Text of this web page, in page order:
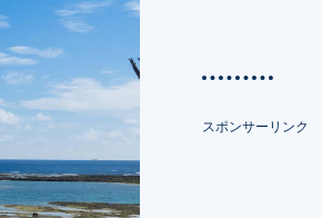
スポンサーリンク